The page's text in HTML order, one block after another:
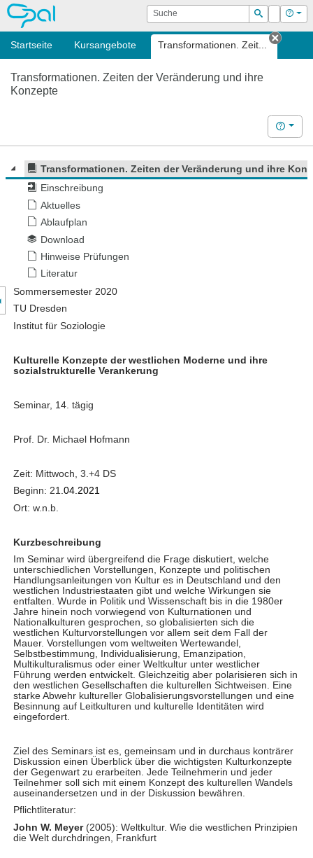
OPAL Suche
Suchen
Login Hilfe
Startseite Kursangebote Transformationen. Zeit...
Tab
Transformationen. Zeiten der Veränderung und ihre
Konzepte
Hilfe
Transformationen. Zeiten der Veränderung und ihre
Einschreibung
Aktuelles
Ablaufplan
Download
Hinweise Prüfungen
Literatur
des Kursmenüs